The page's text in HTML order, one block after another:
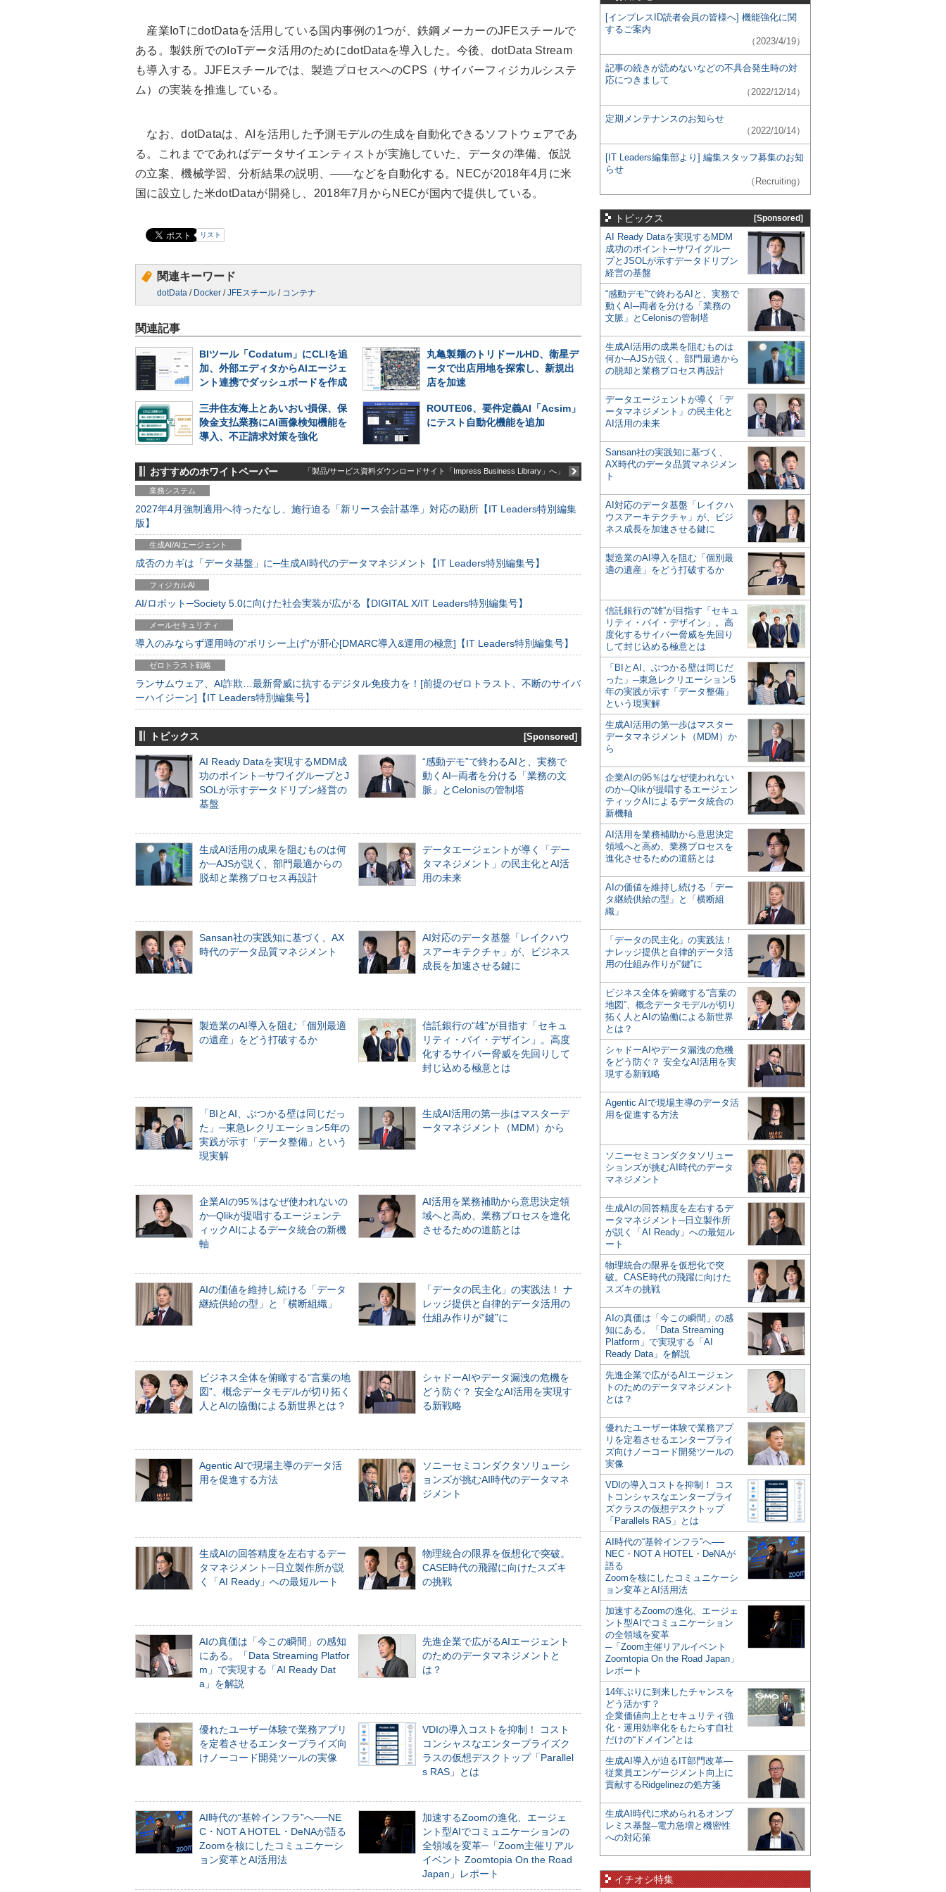
産業IoTにdotDataを活用している国内事例の1つが、鉄鋼メーカーのJFEスチールで
ある。製鉄所でのIoTデータ活用のためにdotDataを導入した。今後、dotData Stream
も導入する。JJFEスチールでは、製造プロセスへのCPS（サイバーフィジカルシステ
ム）の実装を推進している。
なお、dotDataは、AIを活用した予測モデルの生成を自動化できるソフトウェアであ
る。これまでであればデータサイエンティストが実施していた、データの準備、仮説
の立案、機械学習、分析結果の説明、――などを自動化する。NECが2018年4月に米
国に設立した米dotDataが開発し、2018年7月からNECが国内で提供している。
リスト
関連キーワード
dotData / Docker /JFEスチール / コンテナ
関連記事
BIツール「Codatum」にCLIを追
加、外部エディタからAIエージェ
ント連携でダッシュボードを作成
丸亀製麺のトリドールHD、衛星デ
ータで出店用地を探索し、新規出
店を加速
三井住友海上とあいおい損保、保
険金支払業務にAI画像検知機能を
導入、不正請求対策を強化
ROUTE06、要件定義AI「Acsim」
にテスト自動化機能を追加
おすすめのホワイトペーパー 「製品/サービス資料ダウンロードサイト「Impress Business Library」へ」
業務システム
2027年4月強制適用へ待ったなし、施行迫る「新リース会計基準」対応の勘所【IT Leaders特別編集
版】
生成AI/AIエージェント
成否のカギは「データ基盤」に─生成AI時代のデータマネジメント【IT Leaders特別編集号】
フィジカルAI
AI/ロボット─Society 5.0に向けた社会実装が広がる【DIGITAL X/IT Leaders特別編集号】
メールセキュリティ
導入のみならず運用時の“ポリシー上げ”が肝心[DMARC導入&運用の極意]【IT Leaders特別編集号】
ゼロトラスト戦略
ランサムウェア、AI詐欺…最新脅威に抗するデジタル免疫力を！[前提のゼロトラスト、不断のサイバ
ーハイジーン]【IT Leaders特別編集号】
トピックス [Sponsored]
AI Ready Dataを実現するMDM成
功のポイント─サワイグループとJ
SOLが示すデータドリブン経営の
基盤
“感動デモ”で終わるAIと、実務で
動くAI─両者を分ける「業務の文
脈」とCelonisの管制塔
生成AI活用の成果を阻むものは何
か─AJSが説く、部門最適からの
脱却と業務プロセス再設計
データエージェントが導く「デー
タマネジメント」の民主化とAI活
用の未来
Sansan社の実践知に基づく、AX
時代のデータ品質マネジメント
AI対応のデータ基盤「レイクハウ
スアーキテクチャ」が、ビジネス
成長を加速させる鍵に
製造業のAI導入を阻む「個別最適
の遺産」をどう打破するか
信託銀行の“雄”が目指す「セキュ
リティ・バイ・デザイン」。高度
化するサイバー脅威を先回りして
封じ込める極意とは
「BIとAI、ぶつかる壁は同じだっ
た」─東急レクリエーション5年の
実践が示す「データ整備」という
現実解
生成AI活用の第一歩はマスターデ
ータマネジメント（MDM）から
企業AIの95％はなぜ使われないの
か─Qlikが提唱するエージェンテ
ィックAIによるデータ統合の新機
軸
AI活用を業務補助から意思決定領
域へと高め、業務プロセスを進化
させるための道筋とは
AIの価値を維持し続ける「データ
継続供給の型」と「横断組織」
「データの民主化」の実践法！ ナ
レッジ提供と自律的データ活用の
仕組み作りが“鍵”に
ビジネス全体を俯瞰する“言葉の地
図”、概念データモデルが切り拓く
人とAIの協働による新世界とは？
シャドーAIやデータ漏洩の危機を
どう防ぐ？ 安全なAI活用を実現す
る新戦略
Agentic AIで現場主導のデータ活
用を促進する方法
ソニーセミコンダクタソリューシ
ョンズが挑むAI時代のデータマネ
ジメント
生成AIの回答精度を左右するデー
タマネジメント─日立製作所が説
く「AI Ready」への最短ルート
物理統合の限界を仮想化で突破。
CASE時代の飛躍に向けたスズキ
の挑戦
AIの真価は「今この瞬間」の感知
にある。「Data Streaming Platfor
m」で実現する「AI Ready Dat
a」を解説
先進企業で広がるAIエージェント
のためのデータマネジメントと
は？
優れたユーザー体験で業務アプリ
を定着させるエンタープライズ向
けノーコード開発ツールの実像
VDIの導入コストを抑制！ コスト
コンシャスなエンタープライズク
ラスの仮想デスクトップ「Parallel
s RAS」とは
AI時代の“基幹インフラ”へ──NE
C・NOT A HOTEL・DeNAが語る
Zoomを核にしたコミュニケーシ
ョン変革とAI活用法
加速するZoomの進化、エージェ
ント型AIでコミュニケーションの
全領域を変革─「Zoom主催リアル
イベント Zoomtopia On the Road
Japan」レポート
[インプレスID読者会員の皆様へ] 機能強化に関
するご案内
（2023/4/19）
記事の続きが読めないなどの不具合発生時の対
応につきまして
（2022/12/14）
定期メンテナンスのお知らせ
（2022/10/14）
[IT Leaders編集部より] 編集スタッフ募集のお知
らせ
（Recruiting）
トピックス [Sponsored]
AI Ready Dataを実現するMDM
成功のポイント─サワイグルー
プとJSOLが示すデータドリブン
経営の基盤
“感動デモ”で終わるAIと、実務で
動くAI─両者を分ける「業務の
文脈」とCelonisの管制塔
生成AI活用の成果を阻むものは
何か─AJSが説く、部門最適から
の脱却と業務プロセス再設計
データエージェントが導く「デ
ータマネジメント」の民主化と
AI活用の未来
Sansan社の実践知に基づく、
AX時代のデータ品質マネジメン
ト
AI対応のデータ基盤「レイクハ
ウスアーキテクチャ」が、ビジ
ネス成長を加速させる鍵に
製造業のAI導入を阻む「個別最
適の遺産」をどう打破するか
信託銀行の“雄”が目指す「セキュ
リティ・バイ・デザイン」。高
度化するサイバー脅威を先回り
して封じ込める極意とは
「BIとAI、ぶつかる壁は同じだ
った」─東急レクリエーション5
年の実践が示す「データ整備」
という現実解
生成AI活用の第一歩はマスター
データマネジメント（MDM）か
ら
企業AIの95％はなぜ使われない
のか─Qlikが提唱するエージェン
ティックAIによるデータ統合の
新機軸
AI活用を業務補助から意思決定
領域へと高め、業務プロセスを
進化させるための道筋とは
AIの価値を維持し続ける「デー
タ継続供給の型」と「横断組
織」
「データの民主化」の実践法！
ナレッジ提供と自律的データ活
用の仕組み作りが“鍵”に
ビジネス全体を俯瞰する“言葉の
地図”、概念データモデルが切り
拓く人とAIの協働による新世界
とは？
シャドーAIやデータ漏洩の危機
をどう防ぐ？ 安全なAI活用を実
現する新戦略
Agentic AIで現場主導のデータ活
用を促進する方法
ソニーセミコンダクタソリュー
ションズが挑むAI時代のデータ
マネジメント
生成AIの回答精度を左右するデ
ータマネジメント─日立製作所
が説く「AI Ready」への最短ル
ート
物理統合の限界を仮想化で突
破。CASE時代の飛躍に向けた
スズキの挑戦
AIの真価は「今この瞬間」の感
知にある。「Data Streaming
Platform」で実現する「AI
Ready Data」を解説
先進企業で広がるAIエージェン
トのためのデータマネジメント
とは？
優れたユーザー体験で業務アプ
リを定着させるエンタープライ
ズ向けノーコード開発ツールの
実像
VDIの導入コストを抑制！ コス
トコンシャスなエンタープライ
ズクラスの仮想デスクトップ
「Parallels RAS」とは
AI時代の“基幹インフラ”へ──
NEC・NOT A HOTEL・DeNAが
語る
Zoomを核にしたコミュニケーシ
ョン変革とAI活用法
加速するZoomの進化、エージェ
ント型AIでコミュニケーション
の全領域を変革
─「Zoom主催リアルイベント
Zoomtopia On the Road Japan」
レポート
14年ぶりに到来したチャンスを
どう活かす？
企業価値向上とセキュリティ強
化・運用効率化をもたらす自社
だけの“ドメイン”とは
生成AI導入が迫るIT部門改革―
従業員エンゲージメント向上に
貢献するRidgelinezの処方箋
生成AI時代に求められるオンプ
レミス基盤─電力急増と機密性
への対応策
イチオシ特集